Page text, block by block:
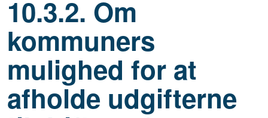
10.3.2. Om
kommuners
mulighed for at
afholde udgifterne